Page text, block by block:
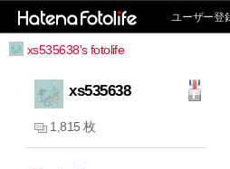
ユーザー登
xs535638's fotolife
xs535638
1,815 枚